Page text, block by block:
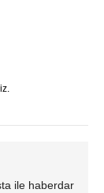
ile haberdar